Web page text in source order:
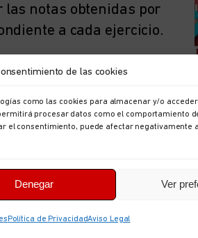
de las cookies
como las cookies para almacenar y/o
procesar datos como el comportamiento
el consentimiento, puede afectar negativamente
Denegar Ver
Política de PrivacidadAviso Legal
las notas obtenidas por
a cada ejercicio.